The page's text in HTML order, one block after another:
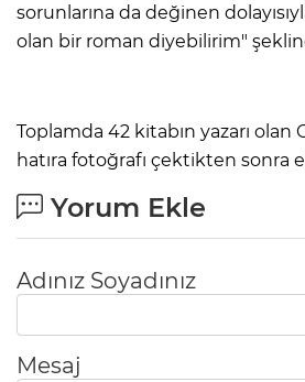
sorunlarına da değinen
olan bir roman diyebilirim"
Toplamda 42 kitabın yazarı olan
hatıra fotoğrafı çektikten sonra
Yorum Ekle
Adınız Soyadınız
Mesaj